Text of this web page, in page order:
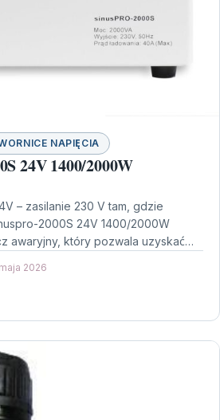
NAPIĘCIA
24V 1400/2000W
– zasilanie 230 V tam, gdzie
2000S 24V 1400/2000W
awaryjny, który pozwala uzyskać
2026